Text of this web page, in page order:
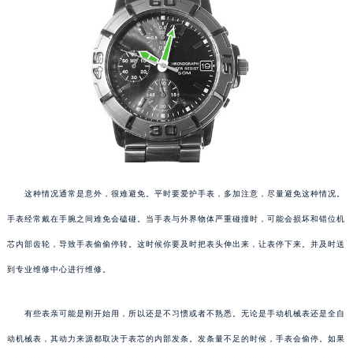
这种情况通常是意外，很难避免。平时要爱护手表，多加注意，尽量避免这种情况。
手表经常戴在手腕之间难免会磕碰。当手表与外界物体严重碰撞时，可能会损坏和错位机
芯内部齿轮，导致手表偷偷停转。这时候你要及时把表头伸出来，让表停下来。并及时送
到专业维修中心进行维修。
有些表亲可能是刚开始用，所以还是不习惯或者不熟悉。无论是手动机械表还是全自
动机械表，其动力来源都取决于表芯的内部发条。发条量不足的时候，手表会偷停。如果